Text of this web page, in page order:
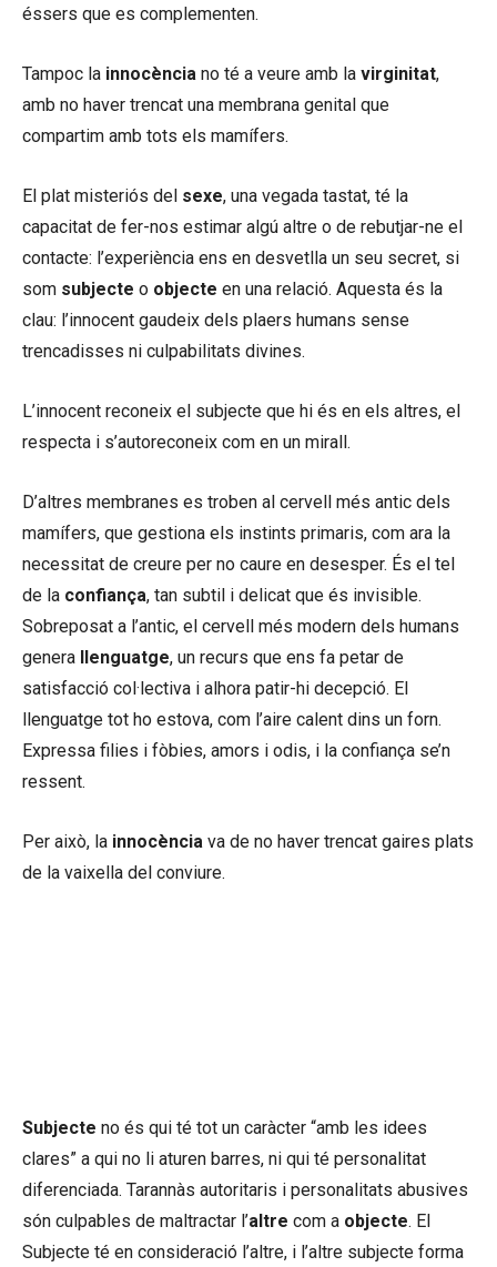
éssers que es complementen.
Tampoc la innocència no té a veure amb la virginitat,
amb no haver trencat una membrana genital que
compartim amb tots els mamífers.
El plat misteriós del sexe, una vegada tastat, té la
capacitat de fer-nos estimar algú altre o de rebutjar-ne el
contacte: l’experiència ens en desvetlla un seu secret, si
som subjecte o objecte en una relació. Aquesta és la
clau: l’innocent gaudeix dels plaers humans sense
trencadisses ni culpabilitats divines.
L’innocent reconeix el subjecte que hi és en els altres, el
respecta i s’autoreconeix com en un mirall.
D’altres membranes es troben al cervell més antic dels
mamífers, que gestiona els instints primaris, com ara la
necessitat de creure per no caure en desesper. És el tel
de la confiança, tan subtil i delicat que és invisible.
Sobreposat a l’antic, el cervell més modern dels humans
genera
llenguatge, un recurs que ens fa petar de
satisfacció col·lectiva i alhora patir-hi decepció. El
llenguatge tot ho estova, com l’aire calent dins un forn.
Expressa filies i fòbies, amors i odis, i la confiança se’n
ressent.
Per això, la innocència va de no haver trencat gaires plats
de la vaixella del conviure.
Subjecte no és qui té tot un caràcter “amb les idees
clares” a qui no li aturen barres, ni qui té personalitat
diferenciada. Tarannàs autoritaris i personalitats abusives
són culpables de maltractar l’altre com a objecte. El
Subjecte té en consideració l’altre, i l’altre subjecte forma